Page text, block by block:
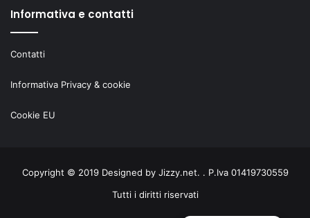
Informativa e contatti
Contatti
Informativa Privacy & cookie
Cookie EU
Copyright © 2019 Designed by Jizzy.net. . P.Iva 01419730559
Tutti i diritti riservati